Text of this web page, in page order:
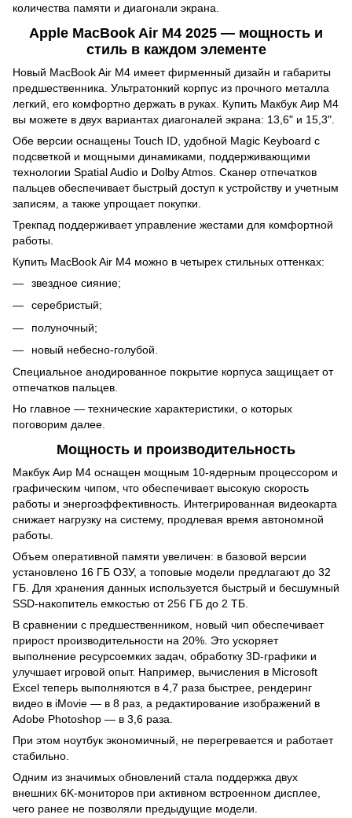
количества памяти и диагонали экрана.
Apple MacBook Air M4 2025 — мощность и
стиль в каждом элементе
Новый MacBook Air M4 имеет фирменный дизайн и габариты
предшественника. Ультратонкий корпус из прочного металла
легкий, его комфортно держать в руках. Купить Макбук Аир М4
вы можете в двух вариантах диагоналей экрана: 13,6" и 15,3".
Обе версии оснащены Touch ID, удобной Magic Keyboard с
подсветкой и мощными динамиками, поддерживающими
технологии Spatial Audio и Dolby Atmos. Сканер отпечатков
пальцев обеспечивает быстрый доступ к устройству и учетным
записям, а также упрощает покупки.
Трекпад поддерживает управление жестами для комфортной
работы.
Купить MacBook Air M4 можно в четырех стильных оттенках:
звездное сияние;
серебристый;
полуночный;
новый небесно-голубой.
Специальное анодированное покрытие корпуса защищает от
отпечатков пальцев.
Но главное — технические характеристики, о которых
поговорим далее.
Мощность и производительность
Макбук Аир М4 оснащен мощным 10-ядерным процессором и
графическим чипом, что обеспечивает высокую скорость
работы и энергоэффективность. Интегрированная видеокарта
снижает нагрузку на систему, продлевая время автономной
работы.
Объем оперативной памяти увеличен: в базовой версии
установлено 16 ГБ ОЗУ, а топовые модели предлагают до 32
ГБ. Для хранения данных используется быстрый и бесшумный
SSD-накопитель емкостью от 256 ГБ до 2 ТБ.
В сравнении с предшественником, новый чип обеспечивает
прирост производительности на 20%. Это ускоряет
выполнение ресурсоемких задач, обработку 3D-графики и
улучшает игровой опыт. Например, вычисления в Microsoft
Excel теперь выполняются в 4,7 раза быстрее, рендеринг
видео в iMovie — в 8 раз, а редактирование изображений в
Adobe Photoshop — в 3,6 раза.
При этом ноутбук экономичный, не перегревается и работает
стабильно.
Одним из значимых обновлений стала поддержка двух
внешних 6K-мониторов при активном встроенном дисплее,
чего ранее не позволяли предыдущие модели.